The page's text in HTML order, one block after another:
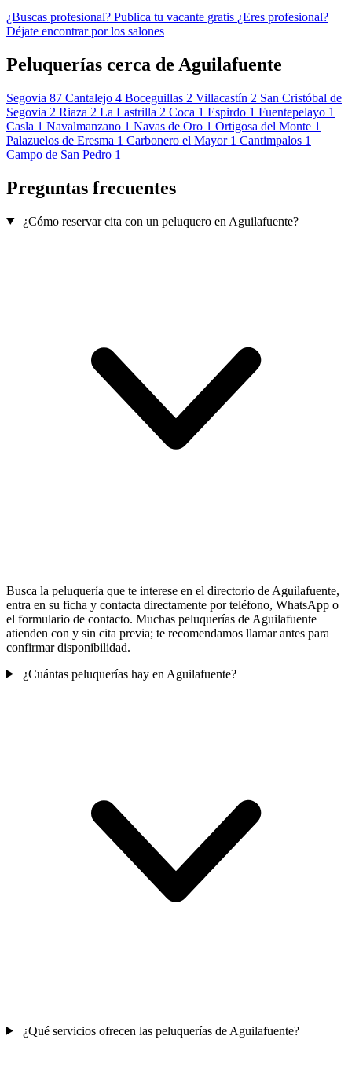
¿Buscas profesional? Publica tu vacante gratis ¿Eres profesional?
Déjate encontrar por los salones
Peluquerías cerca de Aguilafuente
Segovia 87 Cantalejo 4 Boceguillas 2 Villacastín 2 San Cristóbal de
Segovia 2 Riaza 2 La Lastrilla 2 Coca 1 Espirdo 1 Fuentepelayo 1
Casla 1 Navalmanzano 1 Navas de Oro 1 Ortigosa del Monte 1
Palazuelos de Eresma 1 Carbonero el Mayor 1 Cantimpalos 1
Campo de San Pedro 1
Preguntas frecuentes
¿Cómo reservar cita con un peluquero en Aguilafuente?
Busca la peluquería que te interese en el directorio de Aguilafuente,
entra en su ficha y contacta directamente por teléfono, WhatsApp o
el formulario de contacto. Muchas peluquerías de Aguilafuente
atienden con y sin cita previa; te recomendamos llamar antes para
confirmar disponibilidad.
¿Cuántas peluquerías hay en Aguilafuente?
¿Qué servicios ofrecen las peluquerías de Aguilafuente?